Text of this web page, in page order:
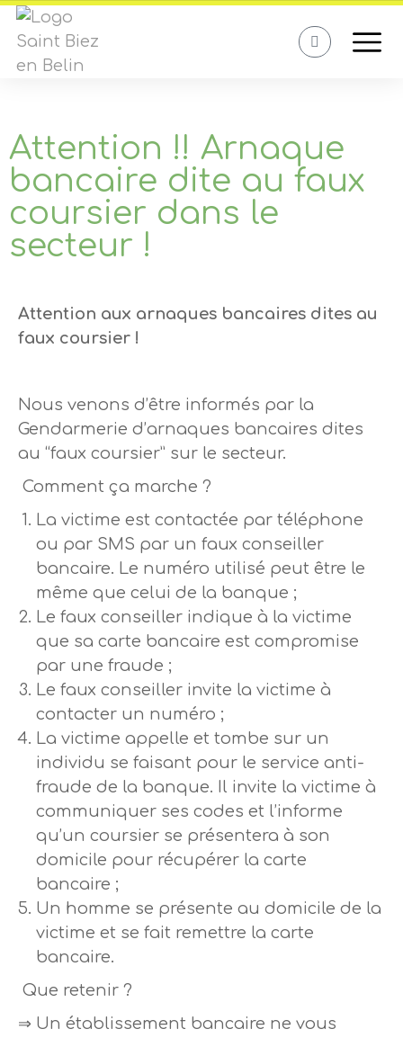
Attention !! Arnaque
bancaire dite au faux
coursier dans le
secteur !
Attention aux arnaques bancaires dites au
faux coursier !
Nous venons d’être informés par la
Gendarmerie d’arnaques bancaires dites
au “faux coursier” sur le secteur.
Comment ça marche ?
La victime est contactée par téléphone
ou par SMS par un faux conseiller
bancaire. Le numéro utilisé peut être le
même que celui de la banque ;
Le faux conseiller indique à la victime
que sa carte bancaire est compromise
par une fraude ;
Le faux conseiller invite la victime à
contacter un numéro ;
La victime appelle et tombe sur un
individu se faisant pour le service anti-
fraude de la banque. Il invite la victime à
communiquer ses codes et l’informe
qu’un coursier se présentera à son
domicile pour récupérer la carte
bancaire ;
Un homme se présente au domicile de la
victime et se fait remettre la carte
bancaire.
Que retenir ?
⇒ Un établissement bancaire ne vous